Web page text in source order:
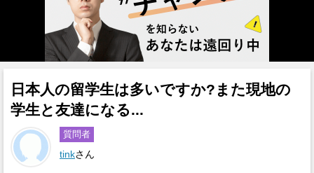
日本人の留学生は多いですか?また現地の
学生と友達になる...
質問者
tinkさん